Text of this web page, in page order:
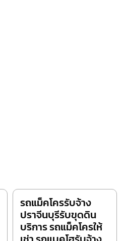
รถแม็คโครรับจ้าง
ปราจีนบุรีรับขุดดิน
บริการ รถแม็คโครให้